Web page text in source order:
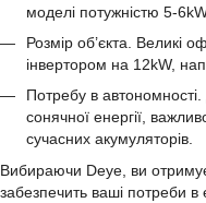
моделі потужністю 5-
Розмір об’єкта. Великі
інвертором на 12kW,
Потребу в
сонячної енергії,
сучасних акумуляторів.
Вибираючи Deye, ви
забезпечить ваші потреби